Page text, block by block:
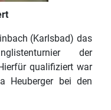
(Karlsbad) das
der
qualifiziert war
Heuberger bei den